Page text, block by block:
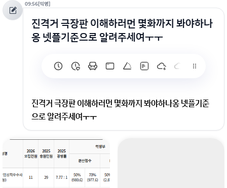
09:56[익명]
진격거 극장판 이해하러먼 몇화까지 봐야하나
옹 넷플기준으로 알려주세여ㅜㅜ
진격거 극장판 이해하러먼 몇화까지 봐야하나옹 넷플기준
으로 알려주세여ㅜㅜ
넷플기준으로 알려주세여ㅜㅜ